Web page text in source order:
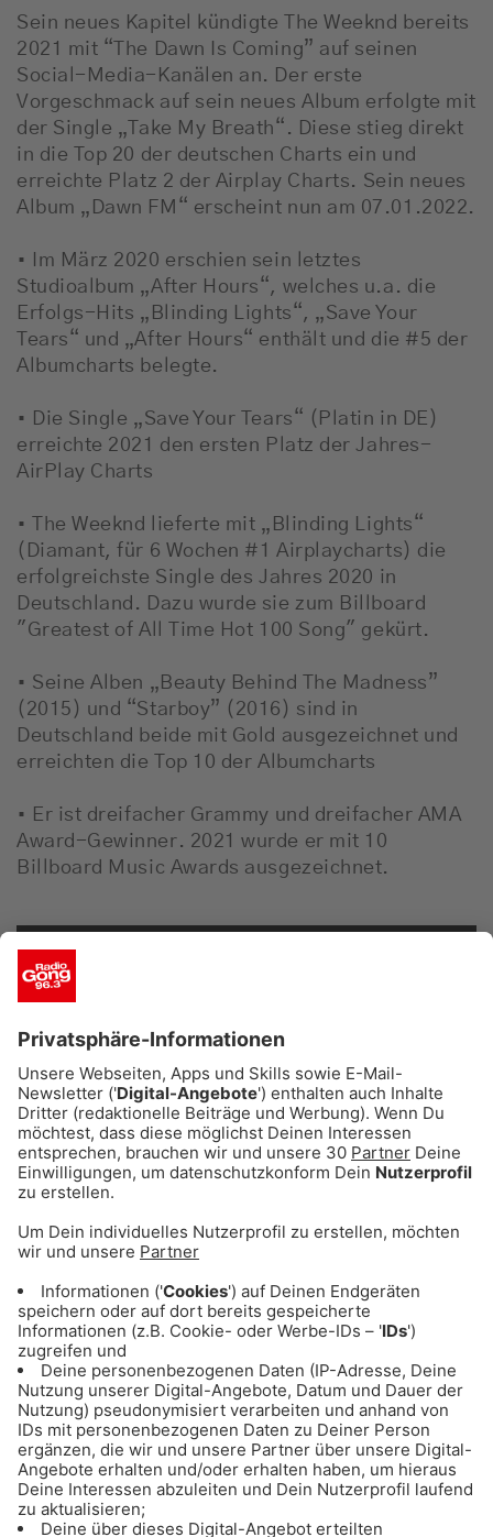
Sein neues Kapitel kündigte The Weeknd bereits
2021 mit “The Dawn Is Coming” auf seinen
Social-Media-Kanälen an. Der erste
Vorgeschmack auf sein neues Album erfolgte mit
der Single „Take My Breath“. Diese stieg direkt
in die Top 20 der deutschen Charts ein und
erreichte Platz 2 der Airplay Charts. Sein neues
Album „Dawn FM“ erscheint nun am 07.01.2022.
• Im März 2020 erschien sein letztes
Studioalbum „After Hours“, welches u.a. die
Erfolgs-Hits „Blinding Lights“, „Save Your
Tears“ und „After Hours“ enthält und die #5 der
Albumcharts belegte.
• Die Single „Save Your Tears“ (Platin in DE)
erreichte 2021 den ersten Platz der Jahres-
AirPlay Charts
• The Weeknd lieferte mit „Blinding Lights“
(Diamant, für 6 Wochen #1 Airplaycharts) die
erfolgreichste Single des Jahres 2020 in
Deutschland. Dazu wurde sie zum Billboard
"Greatest of All Time Hot 100 Song" gekürt.
• Seine Alben „Beauty Behind The Madness”
(2015) und “Starboy” (2016) sind in
Deutschland beide mit Gold ausgezeichnet und
erreichten die Top 10 der Albumcharts
• Er ist dreifacher Grammy und dreifacher AMA
Award-Gewinner. 2021 wurde er mit 10
Billboard Music Awards ausgezeichnet.
laden!
Wir verwenden einen Service
eines Drittanbieters, um
Videoinhalte einzubetten. Dieser
Service kann Daten zu Ihren
Aktivitäten sammeln. Bitte lesen
Sie die Details durch und stimmen
Sie der Nutzung des Service zu,
um dieses Video anzusehen.
Mehr Informationen
Akzeptieren
powered byUsercentrics Consent
Management Platform
Das könnte dich auch
interessieren